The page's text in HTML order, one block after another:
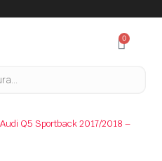
0
Q5 Sportback 2017/2018 –